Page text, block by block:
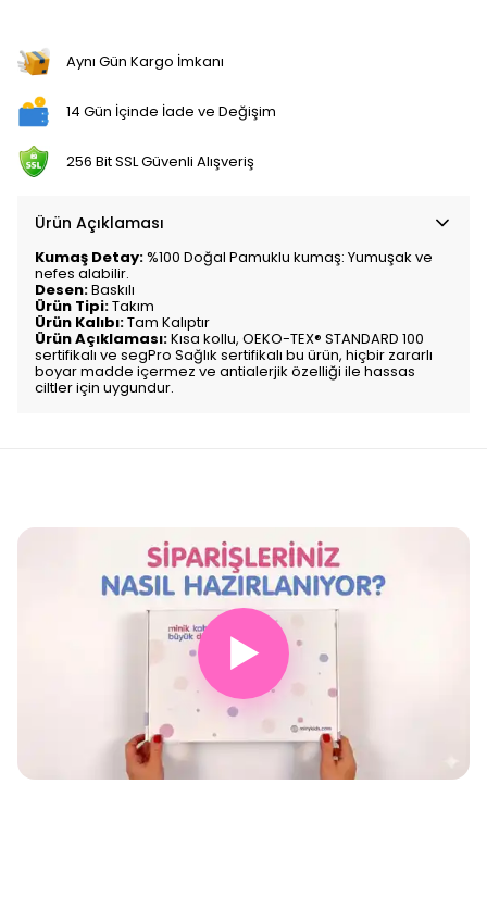
Aynı Gün Kargo İmkanı
14 Gün İçinde İade ve Değişim
256 Bit SSL Güvenli Alışveriş
Ürün Açıklaması
Kumaş Detay:%100 Doğal Pamuklu kumaş: Yumuşak ve
nefes alabilir.
Desen:Baskılı
Ürün Tipi:Takım
Ürün Kalıbı:Tam Kalıptır
Ürün Açıklaması:Kısa kollu, OEKO-TEX® STANDARD 100
sertifikalı ve segPro Sağlık sertifikalı bu ürün, hiçbir zararlı
boyar madde içermez ve antialerjik özelliği ile hassas
ciltler için uygundur.
▶